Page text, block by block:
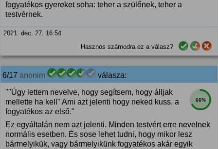
fogyatékos gyereket soha: teher a szülőnek, teher a
testvérnek.
2021. dec. 27. 16:54
Hasznos számodra ez a válasz?
6/17 anonim válasza:
66%
""Úgy lettem nevelve, hogy segítsem, hogy álljak
mellette ha kell" Ami azt jelenti hogy neked kuss, a
fogyatékos az első."
Ez egyáltalán nem azt jelenti. Minden testvért erre nevelnek
normális esetben. És sose lehet tudni, hogy mikor lesz
bármelyikük, vagy bármelyikünk fogyatékos akár egyik